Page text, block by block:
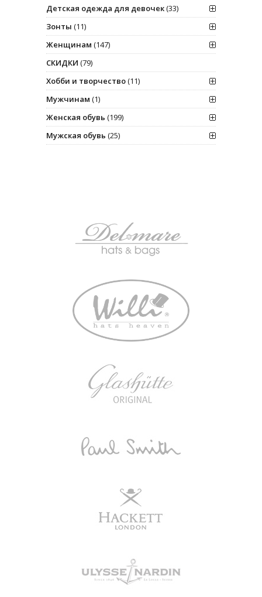
Детская одежда для девочек(33)
Зонты (11)
Женщинам (147)
СКИДКИ (79)
Хобби и творчество(11)
Мужчинам (1)
Женская обувь (199)
Мужская обувь (25)